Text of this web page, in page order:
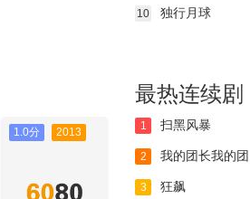
10 独行月球
1.0分 2013
最热连续剧
1 扫黑风暴
2 我的团长我的团
3 狂飙